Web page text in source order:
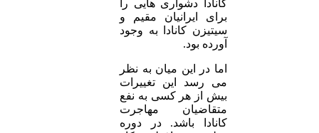
کانادا دشواری هایی را
برای ایرانیان مقیم و
سیتیزن کانادا به وجود
آورده بود.
اما در این میان به نظر
می رسد این تغییرات
بیش از هر کسی به نفع
متقاضیان مهاجرت
کانادا باشد. در دوره